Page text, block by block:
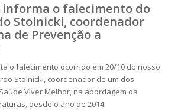
informa o falecimento do
Stolnicki, coordenador
de Prevenção a
o falecimento ocorrido em 20/10 do nosso
Stolnicki, coordenador de um dos
Viver Melhor, na abordagem da
desde o ano de 2014.